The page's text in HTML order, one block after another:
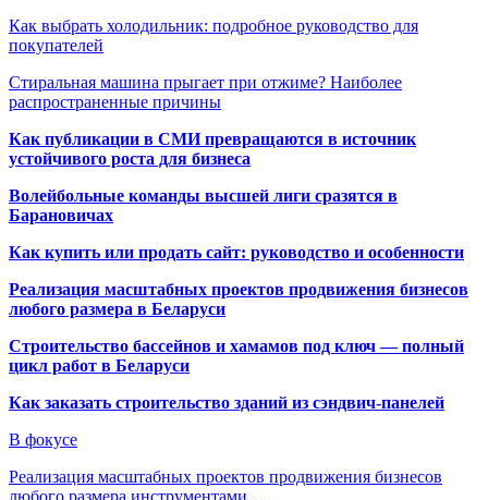
Как выбрать холодильник: подробное руководство для
покупателей
Стиральная машина прыгает при отжиме? Наиболее
распространенные причины
Как публикации в СМИ превращаются в источник
устойчивого роста для бизнеса
Волейбольные команды высшей лиги сразятся в
Барановичах
Как купить или продать сайт: руководство и особенности
Реализация масштабных проектов продвижения бизнесов
любого размера в Беларуси
Строительство бассейнов и хамамов под ключ — полный
цикл работ в Беларуси
Как заказать строительство зданий из сэндвич-панелей
В фокусе
Реализация масштабных проектов продвижения бизнесов